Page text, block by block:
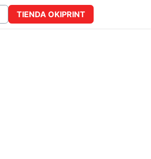
TIENDA OKIPRINT